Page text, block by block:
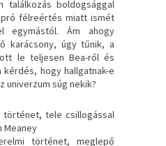
találkozás boldogsággal
félreértés miatt ismét
egymástól. Ám ahogy
karácsony, úgy tűnik, a
le teljesen Bea-ről és
hogy hallgatnak-e
univerzum súg nekik?
történet, tele csillogással
Meaney
történet, meglepő